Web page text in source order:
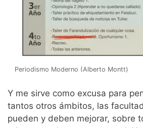
Periodismo Moderno (Alberto Montt)
Y me sirve como excusa para
tantos otros ámbitos, las
pueden y deben mejorar, sobre